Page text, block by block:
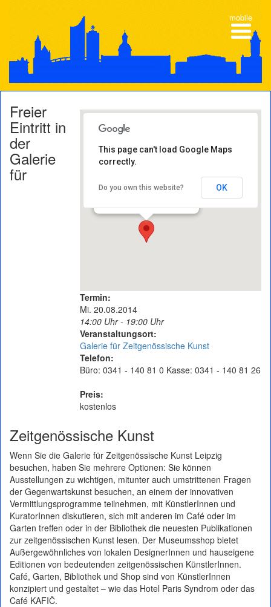
Galerie für
Karl-Tauchnitz-Straße 9-11 -
04107 Leipzig
This page can't load Google Maps
correctly.
Do you own this website? OK
Termin:
Mi. 20.08.2014
14:00 Uhr - 19:00 Uhr
Veranstaltungsort:
Galerie für Zeitgenössische Kunst
Telefon:
Büro: 0341 - 140 81 0 Kasse: 0341 - 140 81 26
Preis:
kostenlos
Freier
Eintritt in
der
Galerie
für
Zeitgenössische Kunst
Wenn Sie die Galerie für Zeitgenössische Kunst Leipzig
besuchen, haben Sie mehrere Optionen: Sie können
Ausstellungen zu wichtigen, mitunter auch umstrittenen Fragen
der Gegenwartskunst besuchen, an einem der innovativen
Vermittlungsprogramme teilnehmen, mit KünstlerInnen und
KuratorInnen diskutieren, sich mit anderen im Café oder im
Garten treffen oder in der Bibliothek die neuesten Publikationen
zur zeitgenössischen Kunst lesen. Der Museumsshop bietet
Außergewöhnliches von lokalen DesignerInnen und hauseigene
Editionen von bedeutenden zeitgenössischen KünstlerInnen.
Café, Garten, Bibliothek und Shop sind von KünstlerInnen
konzipiert und gestaltet – wie das Hotel Paris Syndrom oder das
Café KAFIČ.
mobile